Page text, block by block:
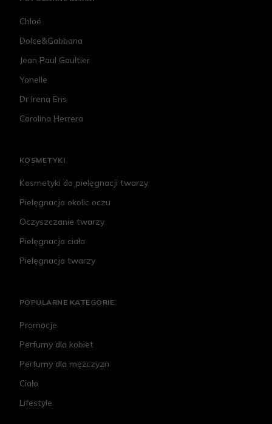
Chloé
Dolce&Gabbana
Jean Paul Gaultier
Yonelle
Dr Irena Eris
Carolina Herrera
KOSMETYKI
Kosmetyki do pielęgnacji twarzy
Pielęgnacja okolic oczu
Oczyszczanie twarzy
Pielęgnacja ciała
Pielęgnacja twarzy
POPULARNE KATEGORIE
Promocje
Perfumy dla kobiet
Perfumy dla mężczyzn
Ciało
Lifestyle